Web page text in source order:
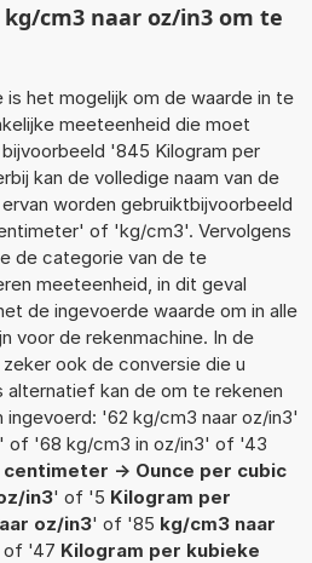
cm3 naar oz/in3 om te
het mogelijk om de waarde in te
meeteenheid die moet
'845 Kilogram per
kan de volledige naam van de
worden gebruiktbijvoorbeeld
of 'kg/cm3'. Vervolgens
de categorie van de te
meeteenheid, in dit geval
de ingevoerde waarde om in alle
voor de rekenmachine. In de
ook de conversie die u
alternatief kan de om te rekenen
ingevoerd: '62 kg/cm3 naar oz/in3'
of '68 kg/cm3 in oz/in3' of '43
-> Ounce per cubic
in3' of '5 Kilogram per
oz/in3' of '85 kg/cm3 naar
'47 Kilogram per kubieke